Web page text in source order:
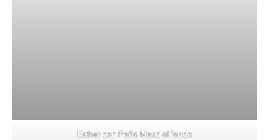
Esther con Peña Mesa al fondo